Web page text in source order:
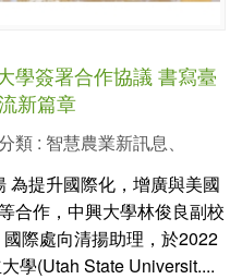
學簽署合作協議 書寫臺
新篇章
類 : 智慧農業新訊息、
為提升國際化，增廣與美國
合作，中興大學林俊良副校
際處向清揚助理，於2022
學(Utah State Universit....